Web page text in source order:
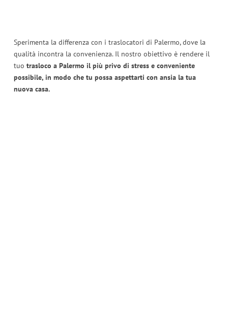
Sperimenta la differenza con i traslocatori di Palermo, dove la
qualità incontra la convenienza. Il nostro obiettivo è rendere il
tuo trasloco a Palermo il più privo di stress e conveniente
possibile, in modo che tu possa aspettarti con ansia la tua
nuova casa.